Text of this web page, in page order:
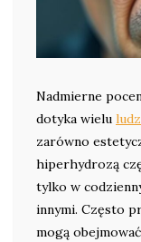
Nadmierne
dotyka wielu
zarówno
hiperhydrozą
tylko w
innymi. Często
mogą